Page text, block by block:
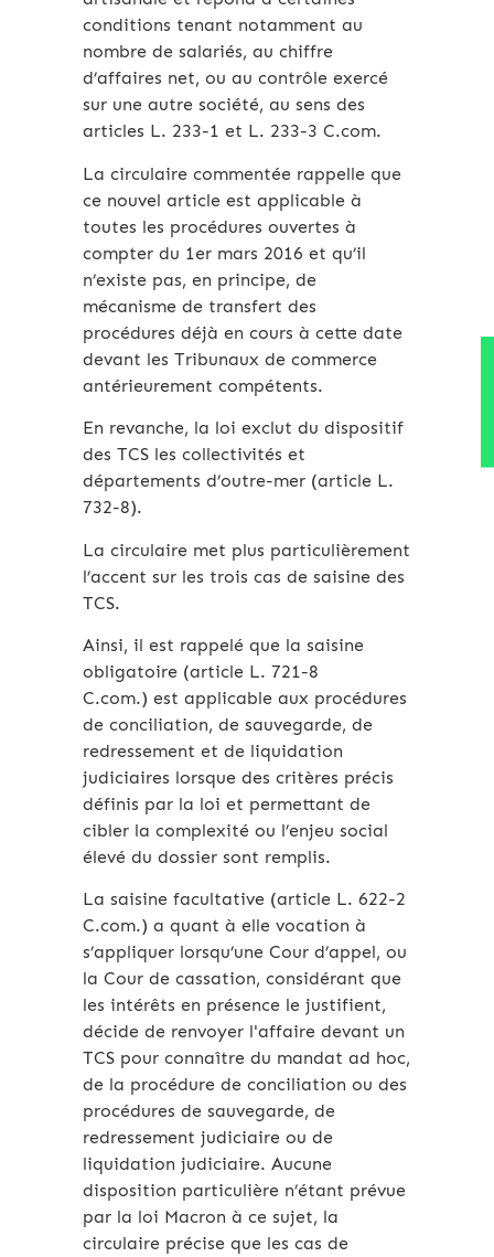
conditions tenant notamment au
nombre de salariés, au chiffre
d’affaires net, ou au contrôle exercé
sur une autre société, au sens des
articles L. 233-1 et L. 233-3 C.com.
La circulaire commentée rappelle que
ce nouvel article est applicable à
toutes les procédures ouvertes à
compter du 1er mars 2016 et qu’il
n’existe pas, en principe, de
mécanisme de transfert des
procédures déjà en cours à cette date
devant les Tribunaux de commerce
antérieurement compétents.
En revanche, la loi exclut du dispositif
des TCS les collectivités et
départements d’outre-mer (article L.
732-8).
La circulaire met plus particulièrement
l’accent sur les trois cas de saisine des
TCS.
Ainsi, il est rappelé que la saisine
obligatoire (article L. 721-8
C.com.) est applicable aux procédures
de conciliation, de sauvegarde, de
redressement et de liquidation
judiciaires lorsque des critères précis
définis par la loi et permettant de
cibler la complexité ou l’enjeu social
élevé du dossier sont remplis.
La saisine facultative (article L. 622-2
C.com.) a quant à elle vocation à
s’appliquer lorsqu’une Cour d’appel, ou
la Cour de cassation, considérant que
les intérêts en présence le justifient,
décide de renvoyer l'affaire devant un
TCS pour connaître du mandat ad hoc,
de la procédure de conciliation ou des
procédures de sauvegarde, de
redressement judiciaire ou de
liquidation judiciaire. Aucune
disposition particulière n’étant prévue
par la loi Macron à ce sujet, la
circulaire précise que les cas de